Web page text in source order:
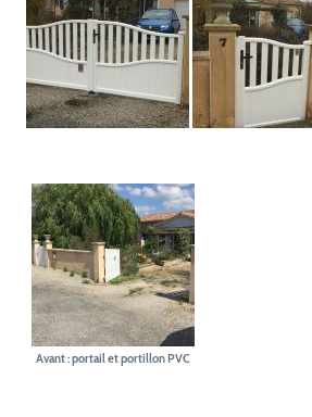
Avant : portail et portillon PVC